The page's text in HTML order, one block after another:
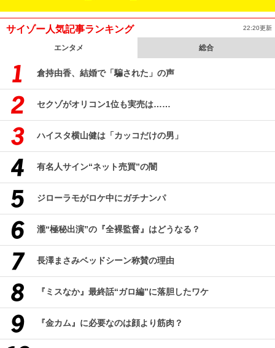
サイゾー人気記事ランキング 22:20更新
エンタメ 総合
倉持由香、結婚で「騙された」の声
セクゾがオリコン1位も実売は……
ハイスタ横山健は「カッコだけの男」
有名人サイン“ネット売買”の闇
ジローラモがロケ中にガチナンパ
瀧“極秘出演”の『全裸監督』はどうなる？
長澤まさみベッドシーン称賛の理由
『ミスなか』最終話“ガロ編”に落胆したワケ
『金カム』に必要なのは顔より筋肉？